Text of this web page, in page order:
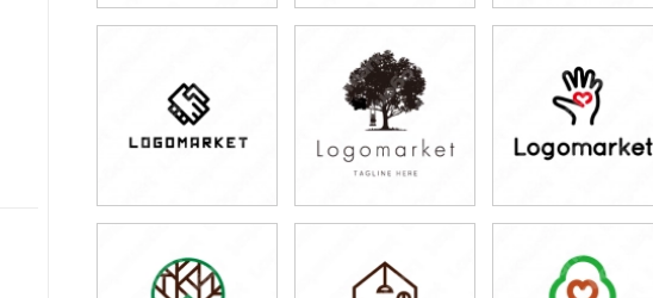
(税込87,780円)
79,800円
(税込87,780円)
79,800円
(税込87,780円)
79,800円
(税込87,780円)
79,800円
(税込87,780円)
79,800円
(税込87,780円)